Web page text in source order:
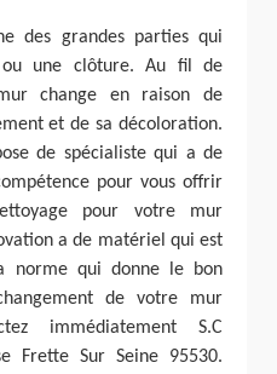
des grandes parties qui
une clôture. Au fil de
change en raison de
et de sa décoloration.
de spécialiste qui a de
pour vous offrir
pour votre mur
a de matériel qui est
norme qui donne le bon
de votre mur
immédiatement S.C
Frette Sur Seine 95530.